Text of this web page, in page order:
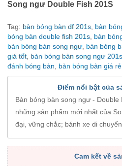
Song ngư Double Fish 201S
Tag: bàn bóng bàn df 201s bàn
bóng bàn double fish 201s bàn
bàn bóng bàn song ngư bàn bóng
giá tốt bàn bóng bàn song ngư 201s
đánh bóng bàn
bàn bóng bàn giá
Điểm nổi bật của
Bàn bóng bàn song ngư - Double
những sản phẩm mới nhất của
đại, vững chắc; bánh xe di
Cam kết về